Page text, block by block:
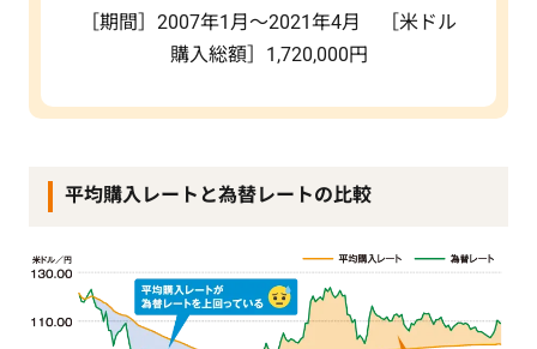
［期間］2007年1月～2021年4月 ［米ドル
購入総額］1,720,000円
平均購入レートと為替レートの比較